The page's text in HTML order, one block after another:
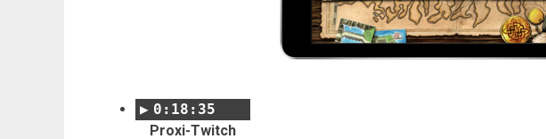
0:18:35
Proxi-Twitch